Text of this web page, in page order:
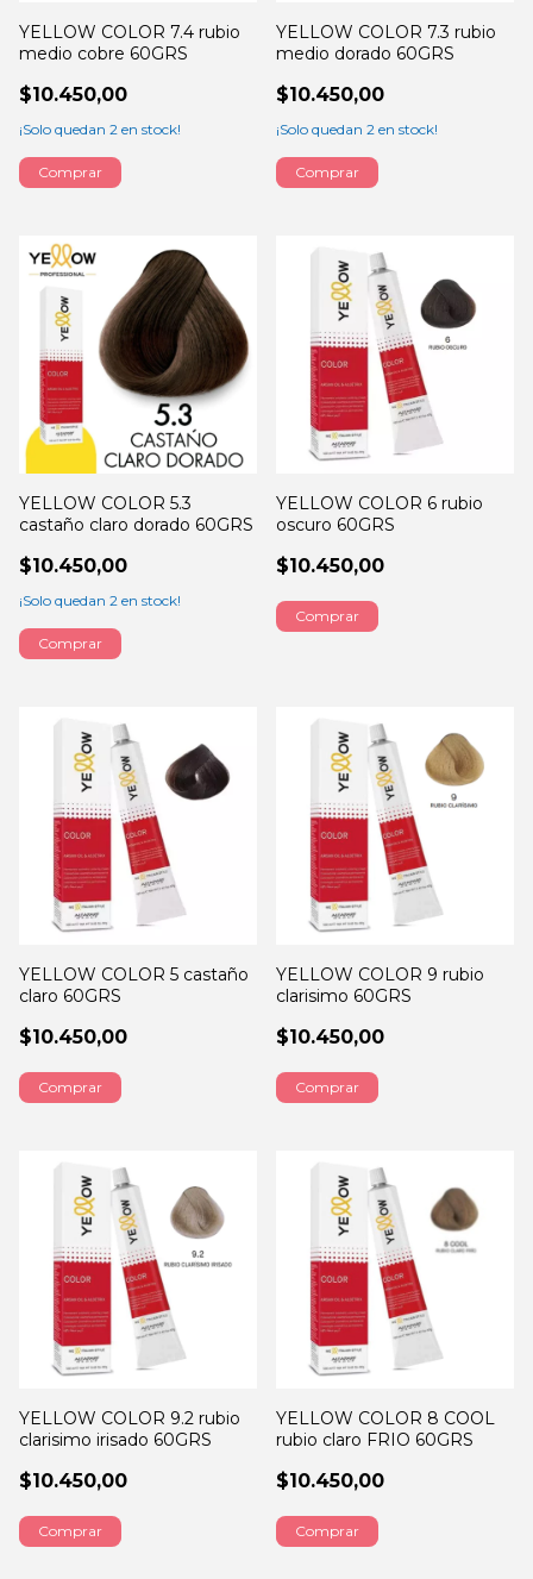
YELLOW COLOR 7.4 rubio
medio cobre 60GRS
$10.450,00
¡Solo quedan 2 en stock!
YELLOW COLOR 7.3 rubio
medio dorado 60GRS
$10.450,00
¡Solo quedan 2 en stock!
YELLOW COLOR 5.3
castaño claro dorado 60GRS
$10.450,00
¡Solo quedan 2 en stock!
YELLOW COLOR 6 rubio
oscuro 60GRS
$10.450,00
YELLOW COLOR 5 castaño
claro 60GRS
$10.450,00
YELLOW COLOR 9 rubio
clarisimo 60GRS
$10.450,00
YELLOW COLOR 9.2 rubio
clarisimo irisado 60GRS
$10.450,00
YELLOW COLOR 8 COOL
rubio claro FRIO 60GRS
$10.450,00